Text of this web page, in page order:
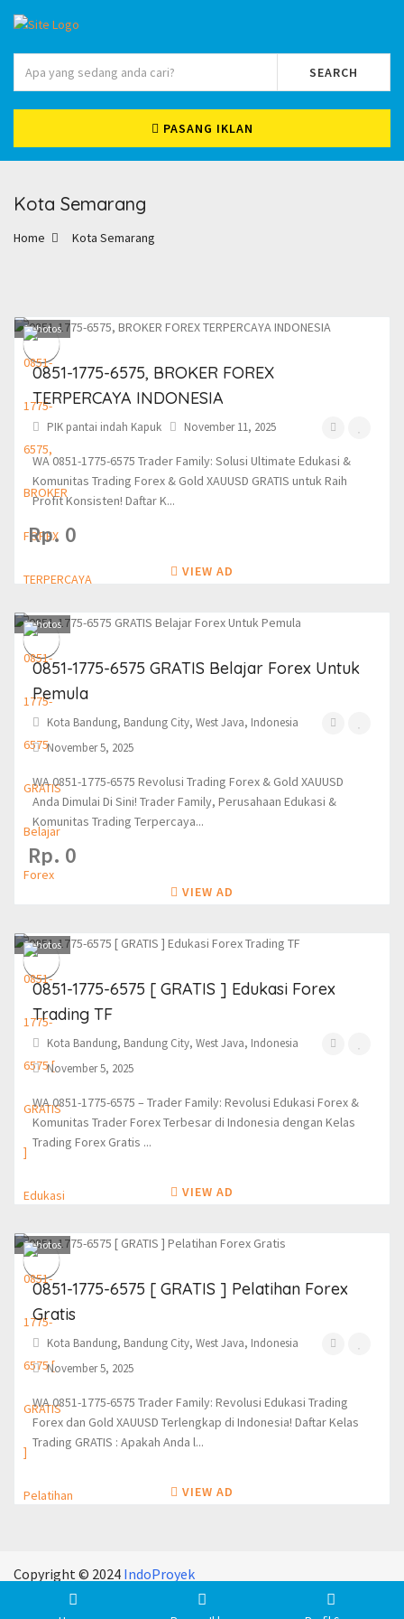
SEARCH
PASANG IKLAN
Kota Semarang
Home Kota Semarang
1photos
0851-1775-6575, BROKER FOREX
TERPERCAYA INDONESIA
PIK pantai indah Kapuk November 11, 2025
WA 0851-1775-6575 Trader Family: Solusi Ultimate Edukasi &
Komunitas Trading Forex & Gold XAUUSD GRATIS untuk Raih
Profit Konsisten! Daftar K...
Rp. 0
VIEW AD
1photos
0851-1775-6575 GRATIS Belajar Forex Untuk
Pemula
Kota Bandung, Bandung City, West Java, Indonesia
November 5, 2025
WA 0851-1775-6575 Revolusi Trading Forex & Gold XAUUSD
Anda Dimulai Di Sini! Trader Family, Perusahaan Edukasi &
Komunitas Trading Terpercaya...
Rp. 0
VIEW AD
0photos
0851-1775-6575 [ GRATIS ] Edukasi Forex
Trading TF
Kota Bandung, Bandung City, West Java, Indonesia
November 5, 2025
WA 0851-1775-6575 – Trader Family: Revolusi Edukasi Forex &
Komunitas Trader Forex Terbesar di Indonesia dengan Kelas
Trading Forex Gratis ...
VIEW AD
0photos
0851-1775-6575 [ GRATIS ] Pelatihan Forex
Gratis
Kota Bandung, Bandung City, West Java, Indonesia
November 5, 2025
WA 0851-1775-6575 Trader Family: Revolusi Edukasi Trading
Forex dan Gold XAUUSD Terlengkap di Indonesia! Daftar Kelas
Trading GRATIS : Apakah Anda l...
VIEW AD
Copyright © 2024 IndoProyek